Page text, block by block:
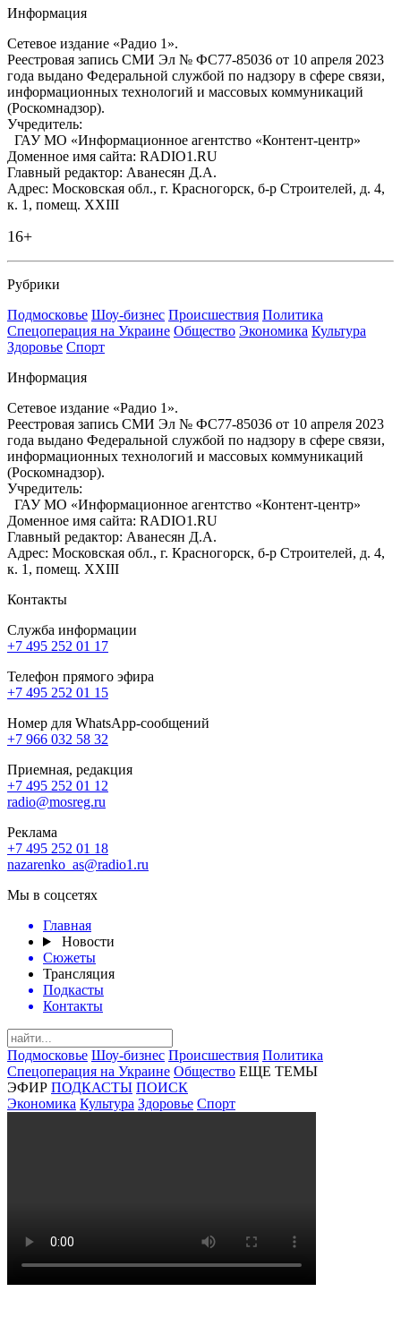
Информация
Сетевое издание «Радио 1».
Реестровая запись СМИ Эл № ФС77-85036 от 10 апреля 2023
года выдано Федеральной службой по надзору в сфере связи,
информационных технологий и массовых коммуникаций
(Роскомнадзор).
Учредитель:
ГАУ МО «Информационное агентство «Контент-центр»
Доменное имя сайта: RADIO1.RU
Главный редактор: Аванесян Д.А.
Адрес: Московская обл., г. Красногорск, б-р Строителей, д. 4,
к. 1, помещ. XXIII
16+
Рубрики
Подмосковье Шоу-бизнес Происшествия Политика
Спецоперация на Украине Общество Экономика Культура
Здоровье Спорт
Информация
Сетевое издание «Радио 1».
Реестровая запись СМИ Эл № ФС77-85036 от 10 апреля 2023
года выдано Федеральной службой по надзору в сфере связи,
информационных технологий и массовых коммуникаций
(Роскомнадзор).
Учредитель:
ГАУ МО «Информационное агентство «Контент-центр»
Доменное имя сайта: RADIO1.RU
Главный редактор: Аванесян Д.А.
Адрес: Московская обл., г. Красногорск, б-р Строителей, д. 4,
к. 1, помещ. XXIII
Контакты
Служба информации
+7 495 252 01 17
Телефон прямого эфира
+7 495 252 01 15
Номер для WhatsApp-сообщений
+7 966 032 58 32
Приемная, редакция
+7 495 252 01 12
radio@mosreg.ru
Реклама
+7 495 252 01 18
nazarenko_as@radio1.ru
Мы в соцсетях
Главная
Новости
Сюжеты
Трансляция
Подкасты
Контакты
Подмосковье Шоу-бизнес Происшествия Политика
Спецоперация на Украине Общество ЕЩЕ ТЕМЫ
ЭФИР ПОДКАСТЫ ПОИСК
Экономика Культура Здоровье Спорт